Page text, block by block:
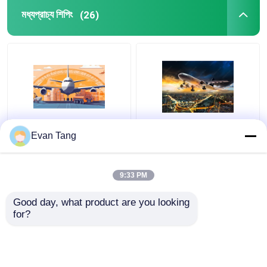
মালবাহী বীমা সেবা
মধ্যপ্রাচ্য শিপিং (26)
আন্তর্জাতিক মালবাহী ইনসেট
ব্যাটারি সহ ব্র্যান্ড পণ্য দরজা থেকে
চীন থেকে বায়ু দ্বারা
Evan Tang
9:33 PM
Good day, what product are you looking
for?